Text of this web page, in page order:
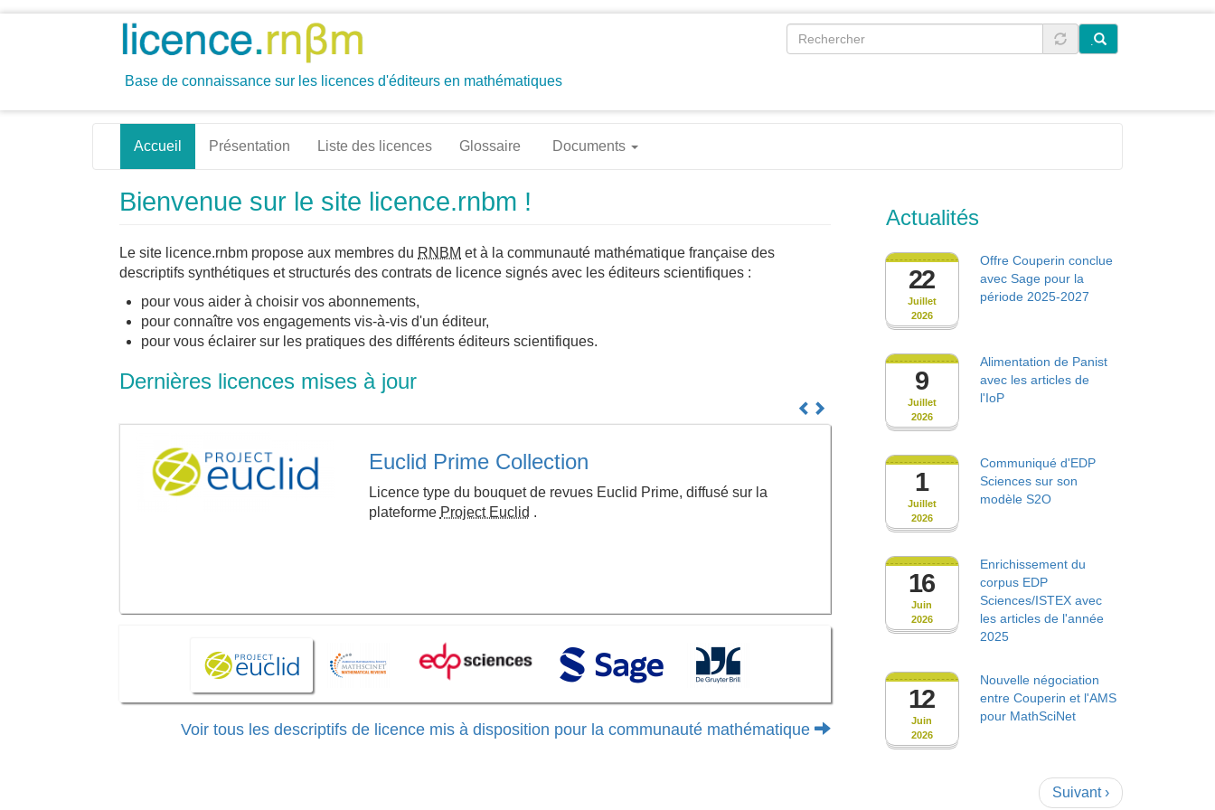
Base de connaissance sur les licences d'éditeurs en mathématiques
.
Navigation
principale
Accueil Présentation Liste des licences Glossaire Documents
Bienvenue sur le site licence.rnbm !
Le site licence.rnbm propose aux membres du RNBM et à la communauté mathématique française des
descriptifs synthétiques et structurés des contrats de licence signés avec les éditeurs scientifiques :
pour vous aider à choisir vos abonnements,
pour connaître vos engagements vis-à-vis d'un éditeur,
pour vous éclairer sur les pratiques des différents éditeurs scientifiques.
Dernières licences mises à jour
Euclid Prime Collection
Licence type du bouquet de revues Euclid Prime, diffusé sur la
plateforme Project Euclid .
Voir tous les descriptifs de licence mis à disposition pour la communauté mathématique
Actualités
Juillet
2026
22
Offre Couperin conclue
avec Sage pour la
période 2025-2027
Juillet
2026
9
Alimentation de Panist
avec les articles de
l'IoP
Juillet
2026
1
Communiqué d'EDP
Sciences sur son
modèle S2O
Juin
2026
16
Enrichissement du
corpus EDP
Sciences/ISTEX avec
les articles de l'année
2025
Juin
2026
12
Nouvelle négociation
entre Couperin et l'AMS
pour MathSciNet
Page
Suivant ›